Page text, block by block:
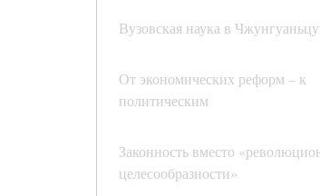
Вузовская наука в
От экономических реформ – к
политическим
Законность вместо
целесообразности»